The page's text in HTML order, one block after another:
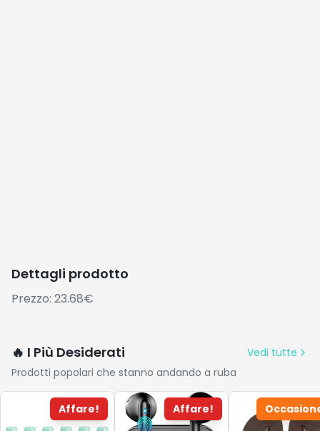
Dettagli prodotto
Prezzo: 23.68€
🔥 I Più Desiderati
Vedi tutte
Prodotti popolari che stanno andando a ruba
Affare! Affare!